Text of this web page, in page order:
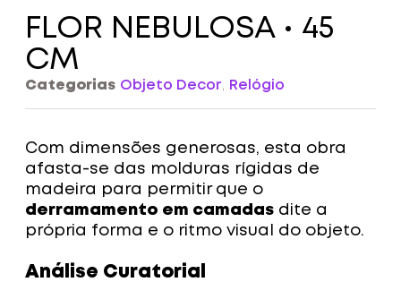
FLOR NEBULOSA • 45
CM
Categorias Objeto Decor, Relógio
Com dimensões generosas, esta obra
afasta-se das molduras rígidas de
madeira para permitir que o
derramamento em camadas dite a
própria forma e o ritmo visual do objeto.
Análise Curatorial